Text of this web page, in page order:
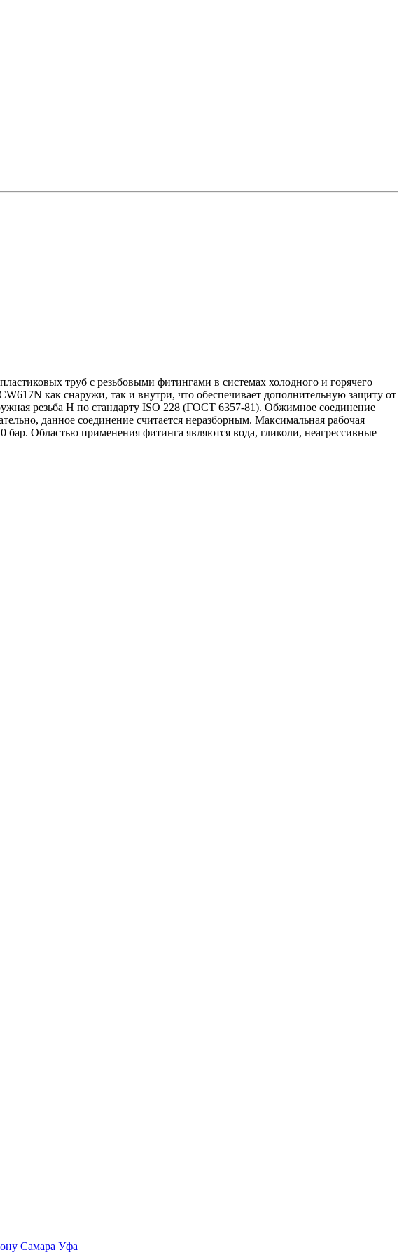
труб с резьбовыми фитингами в системах холодного и горячего
как снаружи, так и внутри, что обеспечивает дополнительную защиту от
резьба H по стандарту ISO 228 (ГОСТ 6357-81). Обжимное соединение
данное соединение считается неразборным. Максимальная рабочая
бар. Областью применения фитинга являются вода, гликоли, неагрессивные
Самара Уфа